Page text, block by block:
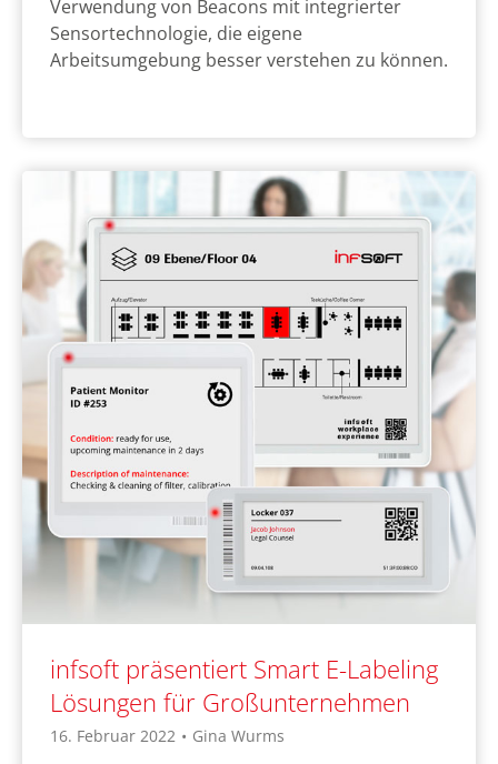
Verwendung von Beacons mit integrierter
Sensortechnologie, die eigene
Arbeitsumgebung besser verstehen zu können.
infsoft präsentiert Smart E-Labeling
Lösungen für Großunternehmen
16. Februar 2022 • Gina Wurms